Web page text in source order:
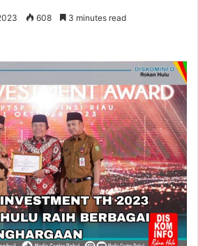
608 3 minutes read